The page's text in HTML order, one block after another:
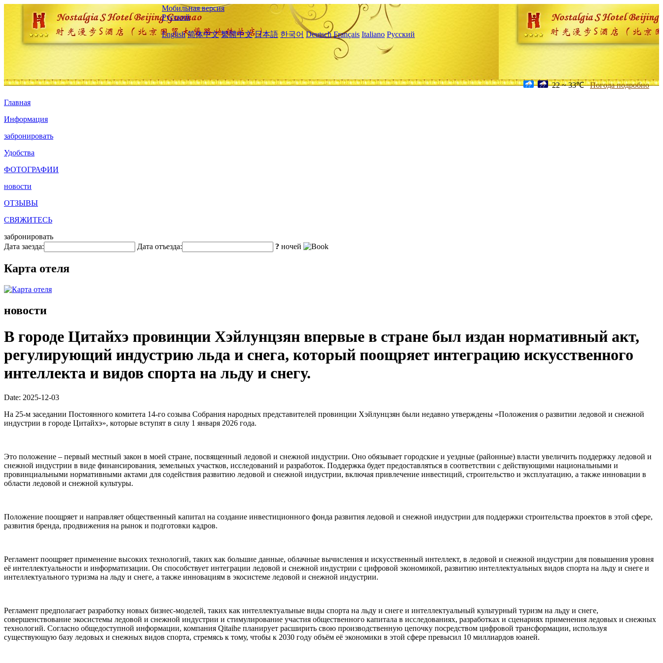
Мобильная версия
Русский
English 简体中文 繁體中文 日本語 한국어 Deutsch Français Italiano Русский
22 ~ 33℃ Погода подробно
Главная
Информация
забронировать
Удобства
ФОТОГРАФИИ
новости
ОТЗЫВЫ
СВЯЖИТЕСЬ
забронировать
Дата заезда:
Дата отъезда: ? ночей
Карта отеля
новости
В городе Цитайхэ провинции Хэйлунцзян впервые в стране был издан нормативный акт,
регулирующий индустрию льда и снега, который поощряет интеграцию искусственного
интеллекта и видов спорта на льду и снегу.
Date: 2025-12-03
На 25-м заседании Постоянного комитета 14-го созыва Собрания народных представителей провинции Хэйлунцзян были недавно утверждены «Положения о развитии ледовой и снежной
индустрии в городе Цитайхэ», которые вступят в силу 1 января 2026 года.
Это положение – первый местный закон в моей стране, посвященный ледовой и снежной индустрии. Оно обязывает городские и уездные (районные) власти увеличить поддержку ледовой и
снежной индустрии в виде финансирования, земельных участков, исследований и разработок. Поддержка будет предоставляться в соответствии с действующими национальными и
провинциальными нормативными актами для содействия развитию ледовой и снежной индустрии, включая привлечение инвестиций, строительство и эксплуатацию, а также инновации в
области ледовой и снежной культуры.
Положение поощряет и направляет общественный капитал на создание инвестиционного фонда развития ледовой и снежной индустрии для поддержки строительства проектов в этой сфере,
развития бренда, продвижения на рынок и подготовки кадров.
Регламент поощряет применение высоких технологий, таких как большие данные, облачные вычисления и искусственный интеллект, в ледовой и снежной индустрии для повышения уровня
её интеллектуальности и информатизации. Он способствует интеграции ледовой и снежной индустрии с цифровой экономикой, развитию интеллектуальных видов спорта на льду и снеге и
интеллектуального туризма на льду и снеге, а также инновациям в экосистеме ледовой и снежной индустрии.
Регламент предполагает разработку новых бизнес-моделей, таких как интеллектуальные виды спорта на льду и снеге и интеллектуальный культурный туризм на льду и снеге,
совершенствование экосистемы ледовой и снежной индустрии и стимулирование участия общественного капитала в исследованиях, разработках и сценариях применения ледовых и снежных
технологий. Согласно общедоступной информации, компания Qitaihe планирует расширить свою производственную цепочку посредством цифровой трансформации, используя
существующую базу ледовых и снежных видов спорта, стремясь к тому, чтобы к 2030 году объём её экономики в этой сфере превысил 10 миллиардов юаней.